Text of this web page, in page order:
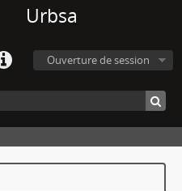
Urbsa
Ouverture de session